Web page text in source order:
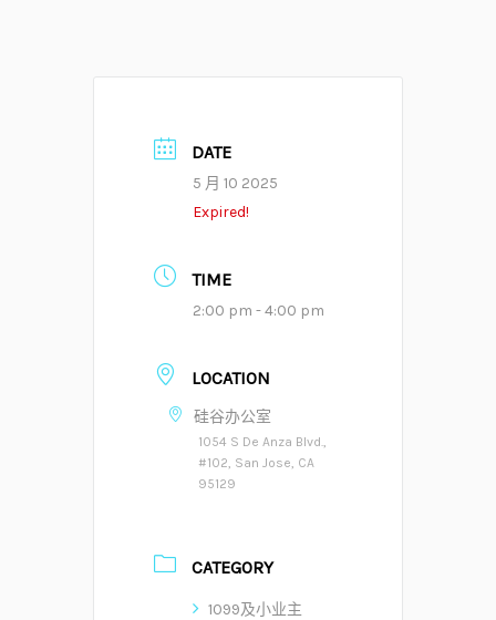
DATE
5 月 10 2025
Expired!
TIME
2:00 pm - 4:00 pm
LOCATION
硅谷办公室
1054 S De Anza Blvd.,
#102, San Jose, CA
95129
CATEGORY
1099及小业主